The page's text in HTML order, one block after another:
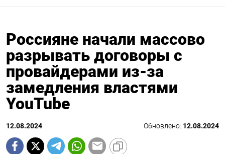
Россияне начали массово
разрывать договоры с
провайдерами из-за
замедления властями
YouTube
12.08.2024 Обновлено: 12.08.2024